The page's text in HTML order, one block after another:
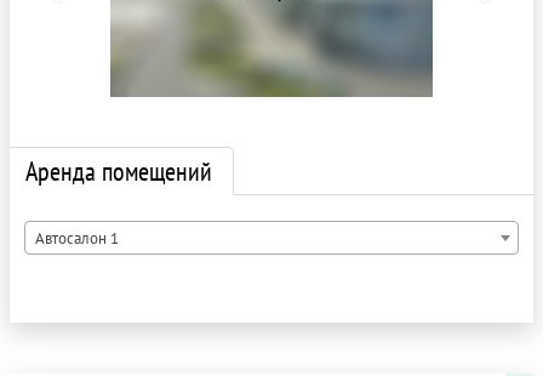
Аренда помещений
Автосалон 1